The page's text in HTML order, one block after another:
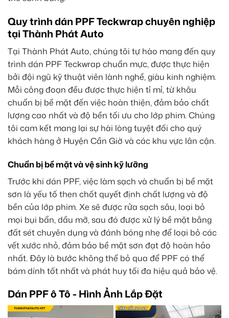
Quy trình dán PPF Teckwrap chuyên nghiệp
tại Thành Phát Auto
Tại Thành Phát Auto, chúng tôi tự hào mang đến quy
trình dán PPF Teckwrap chuẩn mực, được thực hiện
bởi đội ngũ kỹ thuật viên lành nghề, giàu kinh nghiệm.
Mỗi công đoạn đều được thực hiện tỉ mỉ, từ khâu
chuẩn bị bề mặt đến việc hoàn thiện, đảm bảo chất
lượng cao nhất và độ bền tối ưu cho lớp phim. Chúng
tôi cam kết mang lại sự hài lòng tuyệt đối cho quý
khách hàng ở Huyện Cần Giờ và các khu vực lân cận.
Chuẩn bị bề mặt và vệ sinh kỹ lưỡng
Trước khi dán PPF, việc làm sạch và chuẩn bị bề mặt
sơn là yếu tố then chốt quyết định chất lượng và độ
bền của lớp phim. Xe sẽ được rửa sạch sâu, loại bỏ
mọi bụi bẩn, dầu mỡ, sau đó được xử lý bề mặt bằng
đất sét chuyên dụng và đánh bóng nhẹ để loại bỏ các
vết xước nhỏ, đảm bảo bề mặt sơn đạt độ hoàn hảo
nhất. Đây là bước không thể bỏ qua để PPF có thể
bám dính tốt nhất và phát huy tối đa hiệu quả bảo vệ.
Dán PPF ô Tô - Hình Ảnh Lắp Đặt